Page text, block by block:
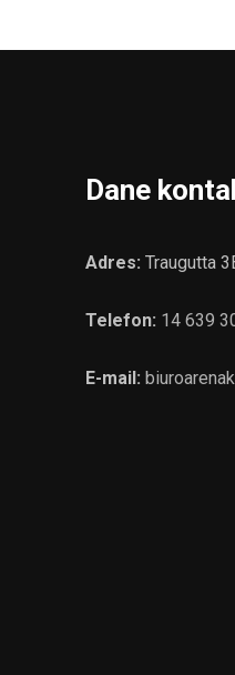
Dane
Adres: Traugutta
Telefon: 14 639
E-mail: